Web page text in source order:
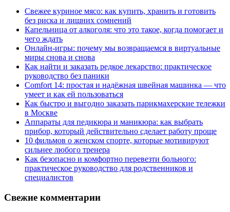
Свежее куриное мясо: как купить, хранить и готовить
без риска и лишних сомнений
Капельница от алкоголя: что это такое, когда помогает и
чего ждать
Онлайн-игры: почему мы возвращаемся в виртуальные
миры снова и снова
Как найти и заказать редкое лекарство: практическое
руководство без паники
Comfort 14: простая и надёжная швейная машинка — что
умеет и как ей пользоваться
Как быстро и выгодно заказать парикмахерские тележки
в Москве
Аппараты для педикюра и маникюра: как выбрать
прибор, который действительно сделает работу проще
10 фильмов о женском спорте, которые мотивируют
сильнее любого тренера
Как безопасно и комфортно перевезти больного:
практическое руководство для родственников и
специалистов
Свежие комментарии